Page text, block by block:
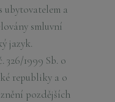
ubytovatelem a
smluvní
jazyk.
326/1999 Sb. o
republiky a o
pozdějších